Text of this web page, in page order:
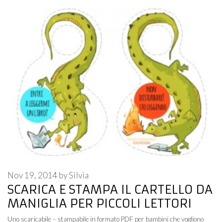
SCARICA E STAMPA IL CARTELLO DA
MANIGLIA PER PICCOLI LETTORI
Nov 19, 2014 bySilvia
Uno scaricabile – stampabile in formato PDF per bambini che vogliono